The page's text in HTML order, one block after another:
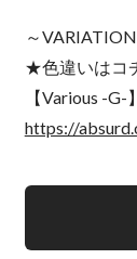
～
★色違いはコ
【Various -G-】
https://